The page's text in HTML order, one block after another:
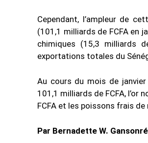
Cependant, l’ampleur de
(101,1 milliards de FCFA en
chimiques (15,3 milliards
exportations totales du
Au cours du mois de
101,1 milliards de FCFA, l’or
FCFA et les poissons frais
Par Bernadette W. Gansonré